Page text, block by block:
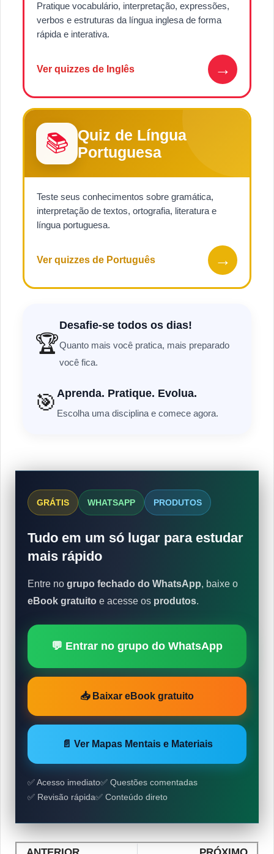
Pratique vocabulário, interpretação, expressões,
verbos e estruturas da língua inglesa de forma
rápida e interativa.
Ver quizzes de Inglês →
📚
Quiz de Língua
Portuguesa
Teste seus conhecimentos sobre gramática,
interpretação de textos, ortografia, literatura e
língua portuguesa.
Ver quizzes de Português →
🏆
Desafie-se todos os dias!
Quanto mais você pratica, mais preparado
você fica.
🎯 Aprenda. Pratique. Evolua.
Escolha uma disciplina e comece agora.
GRÁTIS WHATSAPP PRODUTOS
Tudo em um só lugar para estudar
mais rápido
Entre no grupo fechado do WhatsApp, baixe o
eBook gratuito e acesse os produtos.
💬 Entrar no grupo do WhatsApp
📥 Baixar eBook gratuito
📄 Ver Mapas Mentais e Materiais
✅ Acesso imediato✅ Questões comentadas
✅ Revisão rápida✅ Conteúdo direto